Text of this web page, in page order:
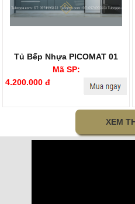
Tủ Bếp Nhựa PICOMAT 01
Mã SP:
4.200.000 đ
XEM